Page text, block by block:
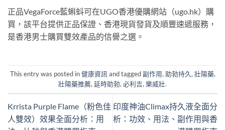
正品VegaForce藍蝌蚪可在UGO香港優購網站（ugo.hk）購
買，該平台提供正品保證、香港現貨發貨及順豐速遞服務，
是香港男士購買雙效產品的信譽之選。
This entry was posted in健康資訊 and tagged副作用, 助勃持久, 壯陽藥,
壯陽藥推薦, 延時助勃, 必利吉, 樂威壯.
Krrista Purple Flame（粉色佳
人雙效）效果全面分析：用
印度神油Climax持久液全面分
析：功效、用法、副作用與香